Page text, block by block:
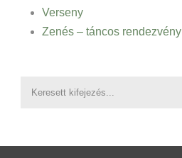
Verseny
Zenés – táncos rendezvény